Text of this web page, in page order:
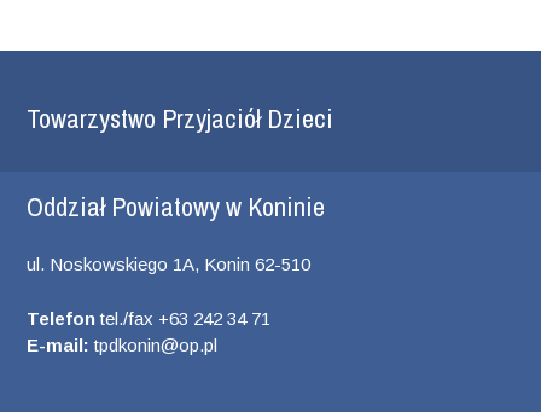
Towarzystwo Przyjaciół Dzieci
Oddział Powiatowy w Koninie
ul. Noskowskiego 1A, Konin 62-510
Telefontel./fax +63 242 34 71
E-mail: tpdkonin@op.pl